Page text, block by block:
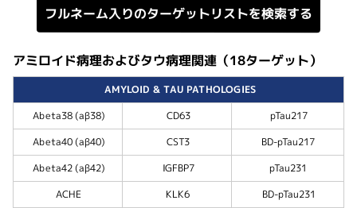
フルネーム入りのターゲットリストを検索する
アミロイド病理およびタウ病理関連（18ターゲット）
AMYLOID & TAU PATHOLOGIES
Abeta38 (aβ38) CD63 pTau217
Abeta40 (aβ40) CST3 BD-pTau217
Abeta42 (aβ42) IGFBP7 pTau231
ACHE KLK6 BD-pTau231